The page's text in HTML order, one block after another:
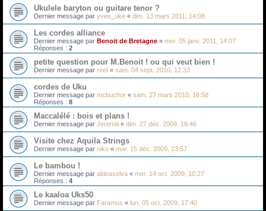
Ukulele baryton ou guitare tenor ?
Dernier message par yves_uke « dim. 13 mars 2011, 14:08
Les cordes alliance
Dernier message par Benoit de Bretagne « mer. 05 janv. 2011, 14:07
Réponses : 2
petite question pour M.Benoit ! ou qui veut bien !
Dernier message par reef « sam. 04 sept. 2010, 12:33
cordes de Uku
Dernier message par mcbuchor « sam. 27 mars 2010, 16:58
Réponses : 8
Maccalélé : bois et plans !
Dernier message par Jeremiii « dim. 27 déc. 2009, 16:46
Visite chez Aquila Strings
Dernier message par niko « mar. 15 déc. 2009, 23:57
Le bambou !
Dernier message par aldeaselva « mer. 14 oct. 2009, 10:27
Réponses : 4
Le kaaloa Uks50
Dernier message par Faramus « lun. 05 oct. 2009, 17:40